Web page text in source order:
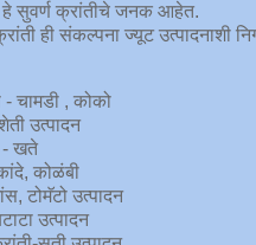
हे सुवर्ण क्रांतीचे जनक आहेत.
ही संकल्पना ज्यूट उत्पादनाशी
- चामडी , कोको
उत्पादन
- खते
कोळंबी
टोमॅटो उत्पादन
उत्पादन